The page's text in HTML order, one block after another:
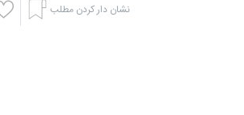
نشان دار کردن مطلب